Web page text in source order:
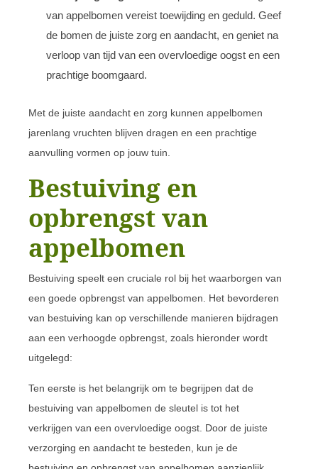
van appelbomen vereist toewijding en geduld. Geef
de bomen de juiste zorg en aandacht, en geniet na
verloop van tijd van een overvloedige oogst en een
prachtige boomgaard.
Met de juiste aandacht en zorg kunnen appelbomen
jarenlang vruchten blijven dragen en een prachtige
aanvulling vormen op jouw tuin.
Bestuiving en
opbrengst van
appelbomen
Bestuiving speelt een cruciale rol bij het waarborgen van
een goede opbrengst van appelbomen. Het bevorderen
van bestuiving kan op verschillende manieren bijdragen
aan een verhoogde opbrengst, zoals hieronder wordt
uitgelegd:
Ten eerste is het belangrijk om te begrijpen dat de
bestuiving van appelbomen de sleutel is tot het
verkrijgen van een overvloedige oogst. Door de juiste
verzorging en aandacht te besteden, kun je de